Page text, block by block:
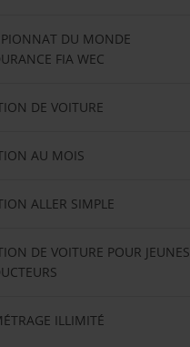
DU MONDE
FIA WEC
DE VOITURE
AU MOIS
ALLER SIMPLE
DE VOITURE POUR JEUNES
ILLIMITÉ